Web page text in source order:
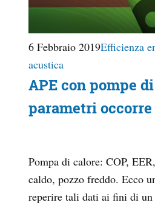
6 Febbraio 2019Efficienza
acustica
APE con pompe
parametri occorre
Pompa di calore: COP,
caldo, pozzo freddo. Ecco
reperire tali dati ai fini di un